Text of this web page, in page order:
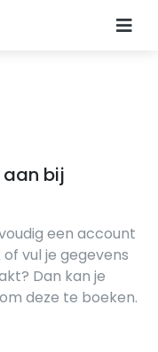
bij
een account
vul je gegevens
Dan kan je
deze te boeken.